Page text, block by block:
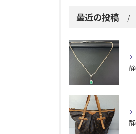
最近の投稿